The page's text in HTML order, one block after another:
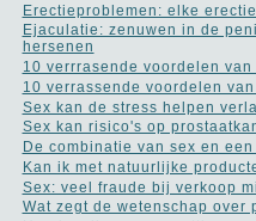
Erectieproblemen: elke
Ejaculatie: zenuwen in de
hersenen
10 verrrasende voordelen van
10 verrassende voordelen
Sex kan de stress helpen
Sex kan risico's op
De combinatie van sex en
Kan ik met natuurlijke
Sex: veel fraude bij verkoop
Wat zegt de wetenschap